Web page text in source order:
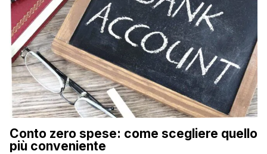
Conto zero spese: come scegliere quello
più conveniente